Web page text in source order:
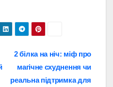
2 білка на ніч: міф про
магічне схуднення чи
реальна підтримка для